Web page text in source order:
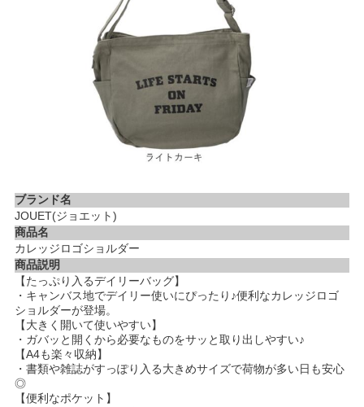
ブランド名
JOUET(ジョエット)
商品名
カレッジロゴショルダー
商品説明
【たっぷり入るデイリーバッグ】
・キャンバス地でデイリー使いにぴったり♪便利なカレッジロゴ
ショルダーが登場。
【大きく開いて使いやすい】
・ガバッと開くから必要なものをサッと取り出しやすい♪
【A4も楽々収納】
・書類や雑誌がすっぽり入る大きめサイズで荷物が多い日も安心
◎
【便利なポケット】